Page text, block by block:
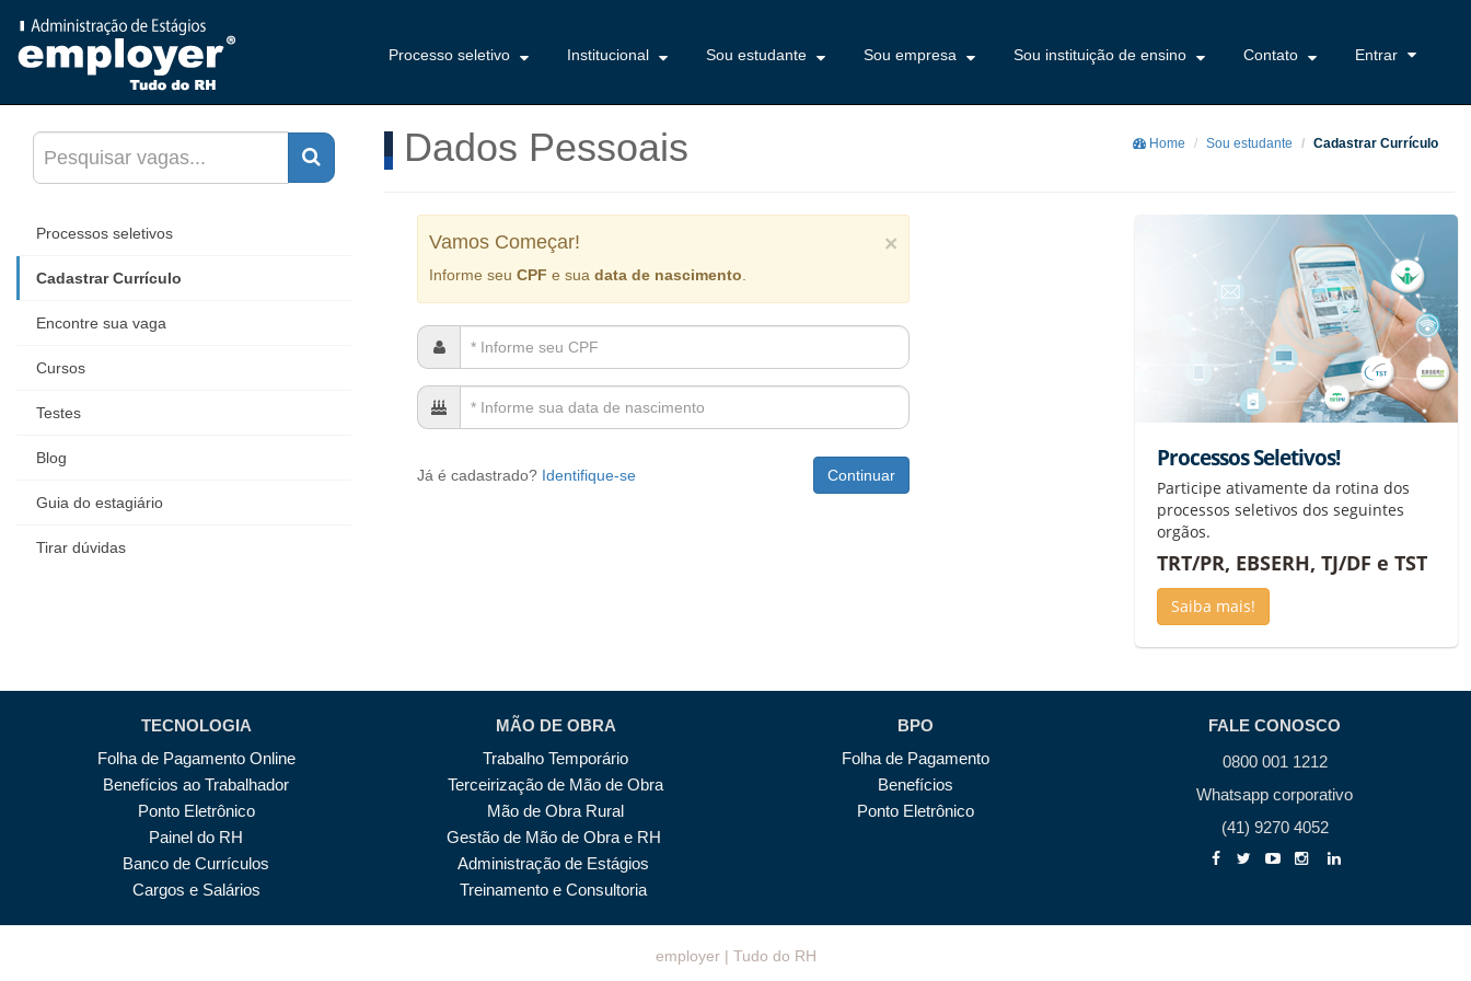
Processo seletivo Institucional Sou estudante Sou empresa Sou instituição de ensino Contato Entrar
Processos seletivos
Cadastrar Currículo
Encontre sua vaga
Cursos
Testes
Blog
Guia do estagiário
Tirar dúvidas
Home Sou estudante Cadastrar Currículo
Dados Pessoais
×
Vamos Começar!
Informe seu CPF e sua data de nascimento
Já é cadastrado? Identifique-se
Processos Seletivos!
Participe ativamente da rotina dos
processos seletivos dos seguintes
orgãos.
TRT/PR, EBSERH, TJ/DF e TST
Saiba mais!
TECNOLOGIA
Folha de Pagamento Online
Benefícios ao Trabalhador
Ponto Eletrônico
Painel do RH
Banco de Currículos
Cargos e Salários
MÃO DE OBRA
Trabalho Temporário
Terceirização de Mão de Obra
Mão de Obra Rural
Gestão de Mão de Obra e RH
Administração de Estágios
Treinamento e Consultoria
BPO
Folha de Pagamento
Benefícios
Ponto Eletrônico
FALE CONOSCO
0800 001 1212
Whatsapp corporativo
(41) 9270 4052
employer | Tudo do RH